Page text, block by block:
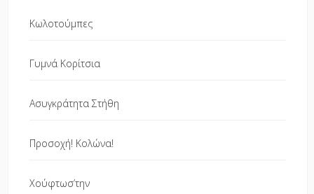
Κωλοτούμπες
Γυμνά Κορίτσια
Ασυγκράτητα Στήθη
Προσοχή! Κολώνα!
Χούφτωσ’την